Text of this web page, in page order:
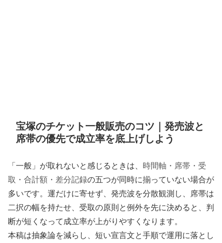
宝塚のチケット一般販売のコツ｜発売波と
席帯の優先で成立率を底上げしよう
「一般」が取れないと感じるときは、 時間軸・席帯・受
取・合計額・差分記録の五つが同時に揃っていない場合が
多いです。運だけに寄せず、発売波を分散観測し、席帯は
二択の幅を持たせ、受取の原則と例外を先に決めると、判
断が短くなって成立率が上がりやすくなります。
本稿は抽象論を減らし、短い宣言文と手順で運用に落とし